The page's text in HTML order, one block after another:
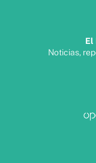
El
Noticias,